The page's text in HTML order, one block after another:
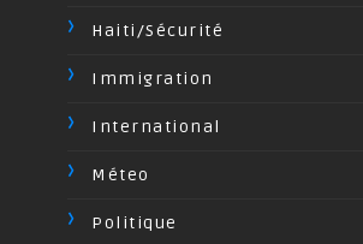
Haiti/Sécurité
Immigration
International
Méteo
Politique